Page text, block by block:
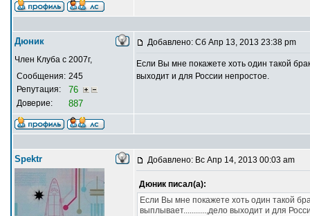
Дюник
Член Клуба с 2007г,
Сообщения: 245
Репутация:
76
Доверие: 887
Добавлено: Сб Апр 13, 2013 23:38 pm
Если Вы мне покажете хоть один такой
выходит и для России непростое.
Spektr Добавлено: Вс Апр 14, 2013 00:03 am
Дюник писал(а):
Если Вы мне покажете хоть один такой
выплывает...........,дело выходит и для